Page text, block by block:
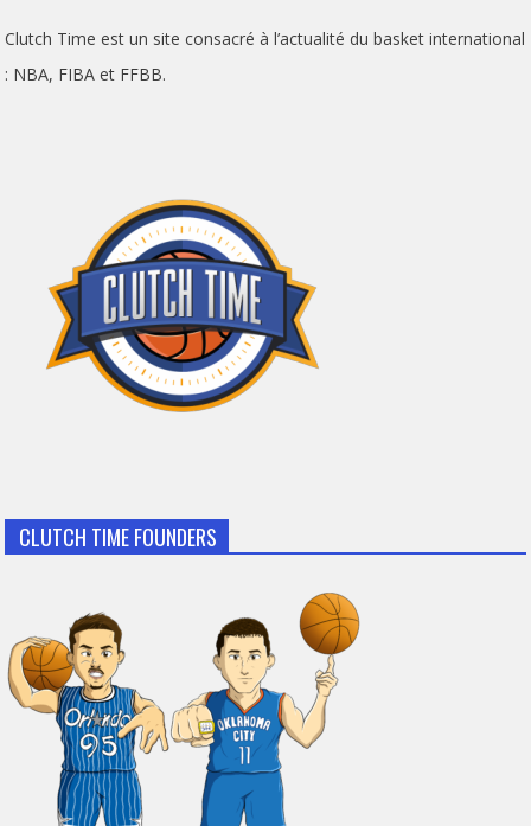
Clutch Time est un site consacré à l’actualité du basket international
: NBA, FIBA et FFBB.
CLUTCH TIME FOUNDERS